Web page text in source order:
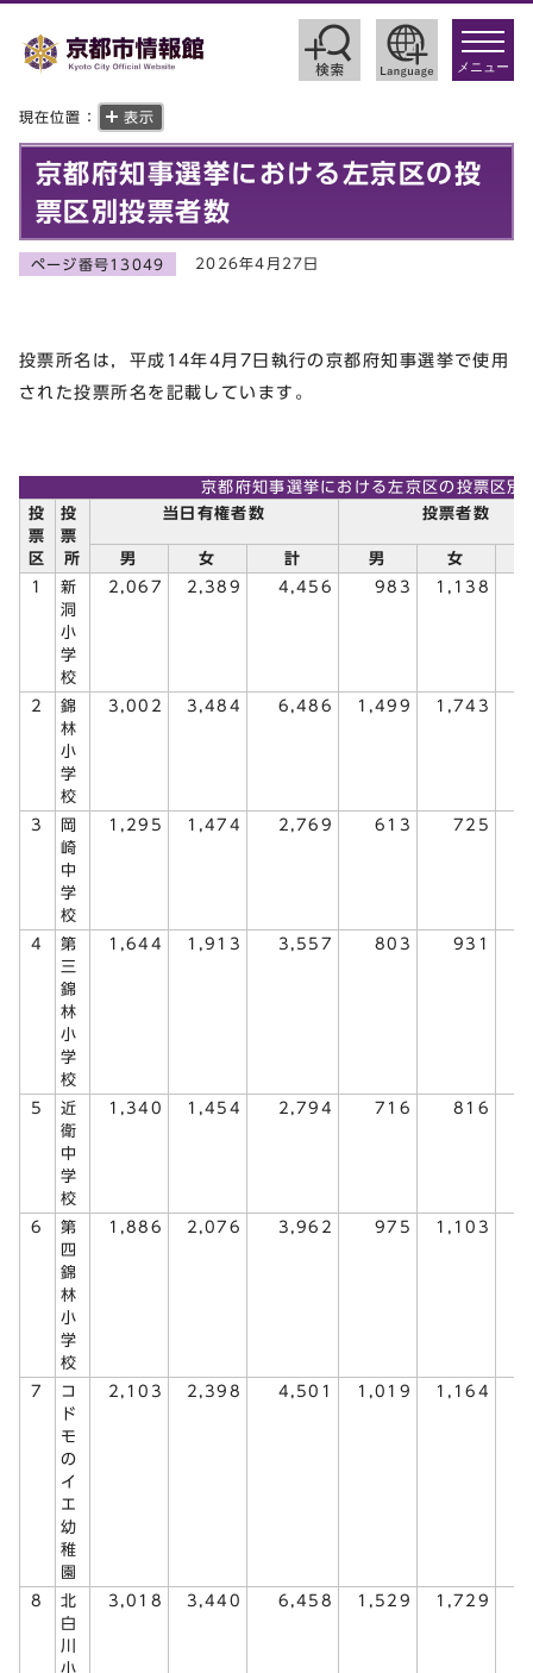
toggle
メニュー
現在位置： 表示
京都府知事選挙における左京区の投
票区別投票者数
ページ番号13049 2026年4月27日
投票所名は，平成14年4月7日執行の京都府知事選挙で使用
された投票所名を記載しています。
京都府知事選挙における左京区の投票区別
投
票
区
投
票
所
当日有権者数 投票者数
男 女 計 男 女
1
新
洞
小
学
校
2,067 2,389 4,456 983 1,138
2
錦
林
小
学
校
3,002 3,484 6,486 1,499 1,743
3
岡
崎
中
学
校
1,295 1,474 2,769 613 725
4
第
三
錦
林
小
学
校
1,644 1,913 3,557 803 931
5
近
衛
中
学
校
1,340 1,454 2,794 716 816
6
第
四
錦
林
小
学
校
1,886 2,076 3,962 975 1,103
7
コ
ド
モ
の
イ
エ
幼
稚
園
2,103 2,398 4,501 1,019 1,164
8
北
白
川
小
3,018 3,440 6,458 1,529 1,729